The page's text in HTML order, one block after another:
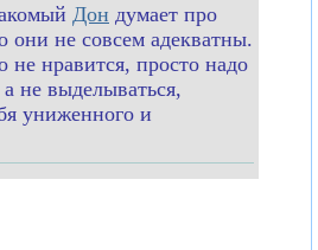
Дон думает про
они не совсем адекватны.
не нравится, просто надо
не выделываться,
униженного и